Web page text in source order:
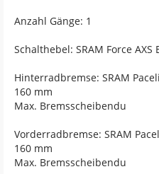
Anzahl Gänge: 1
Schalthebel: SRAM Force AXS
Hinterradbremse: SRAM
160 mm
Max. Bremsscheibendu
Vorderradbremse: SRAM
160 mm
Max. Bremsscheibendu